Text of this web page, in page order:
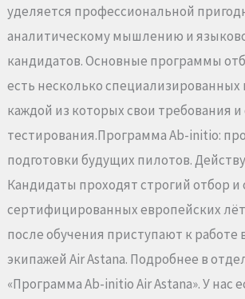
уделяется профессиональной
аналитическому мышлению и
кандидатов. Основные программы
есть несколько специализированных
каждой из которых свои требования
тестирования.Программа Ab-initio:
подготовки будущих пилотов.
Кандидаты проходят строгий отбор и
сертифицированных европейских
после обучения приступают к работе
экипажей Air Astana. Подробнее в
«Программа Ab-initio Air Astana». У нас